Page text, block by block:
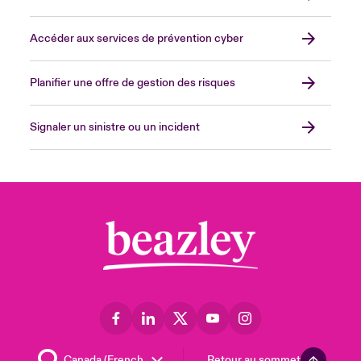
Accéder aux services de prévention cyber
Planifier une offre de gestion des risques
Signaler un sinistre ou un incident